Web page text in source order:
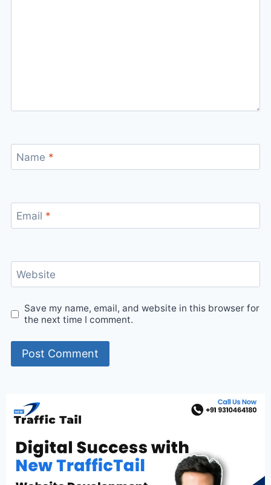
Name *
Email *
Website
Save my name, email, and website in this browser for
the next time I comment.